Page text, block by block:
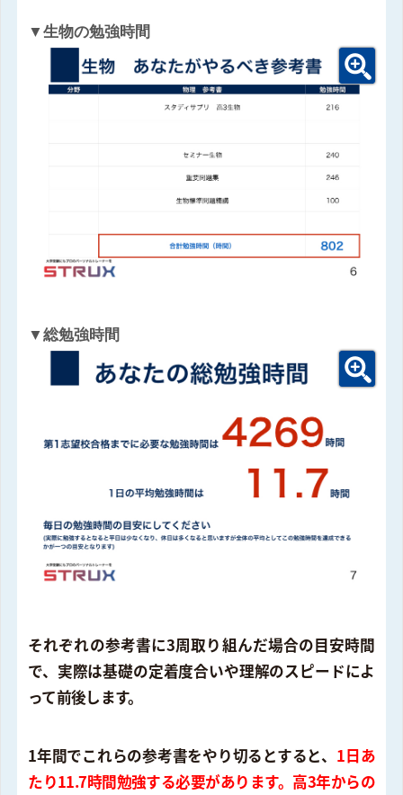
▼生物の勉強時間
▼総勉強時間
それぞれの参考書に3周取り組んだ場合の目安時間
で、実際は基礎の定着度合いや理解のスピードによ
って前後します。
1年間でこれらの参考書をやり切るとすると、 1日あ
たり11.7時間勉強する必要があります。高3年からの